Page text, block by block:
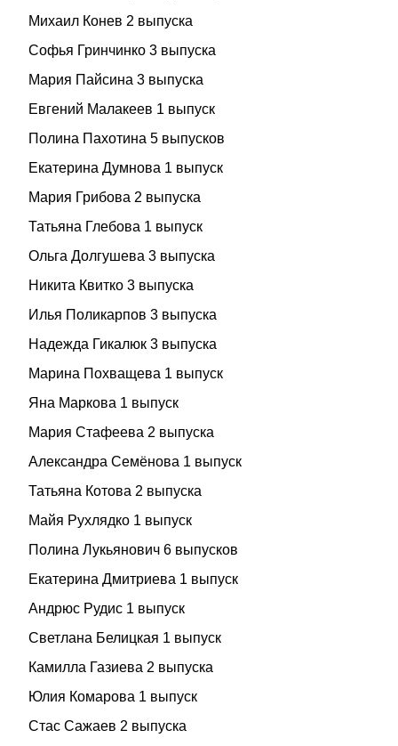
Михаил Конев 2 выпуска
Софья Гринчинко 3 выпуска
Мария Пайсина 3 выпуска
Евгений Малакеев 1 выпуск
Полина Пахотина 5 выпусков
Екатерина Думнова 1 выпуск
Мария Грибова 2 выпуска
Татьяна Глебова 1 выпуск
Ольга Долгушева 3 выпуска
Никита Квитко 3 выпуска
Илья Поликарпов 3 выпуска
Надежда Гикалюк 3 выпуска
Марина Похващева 1 выпуск
Яна Маркова 1 выпуск
Мария Стафеева 2 выпуска
Александра Семёнова 1 выпуск
Татьяна Котова 2 выпуска
Майя Рухлядко 1 выпуск
Полина Лукьянович 6 выпусков
Екатерина Дмитриева 1 выпуск
Андрюс Рудис 1 выпуск
Светлана Белицкая 1 выпуск
Камилла Газиева 2 выпуска
Юлия Комарова 1 выпуск
Стас Сажаев 2 выпуска